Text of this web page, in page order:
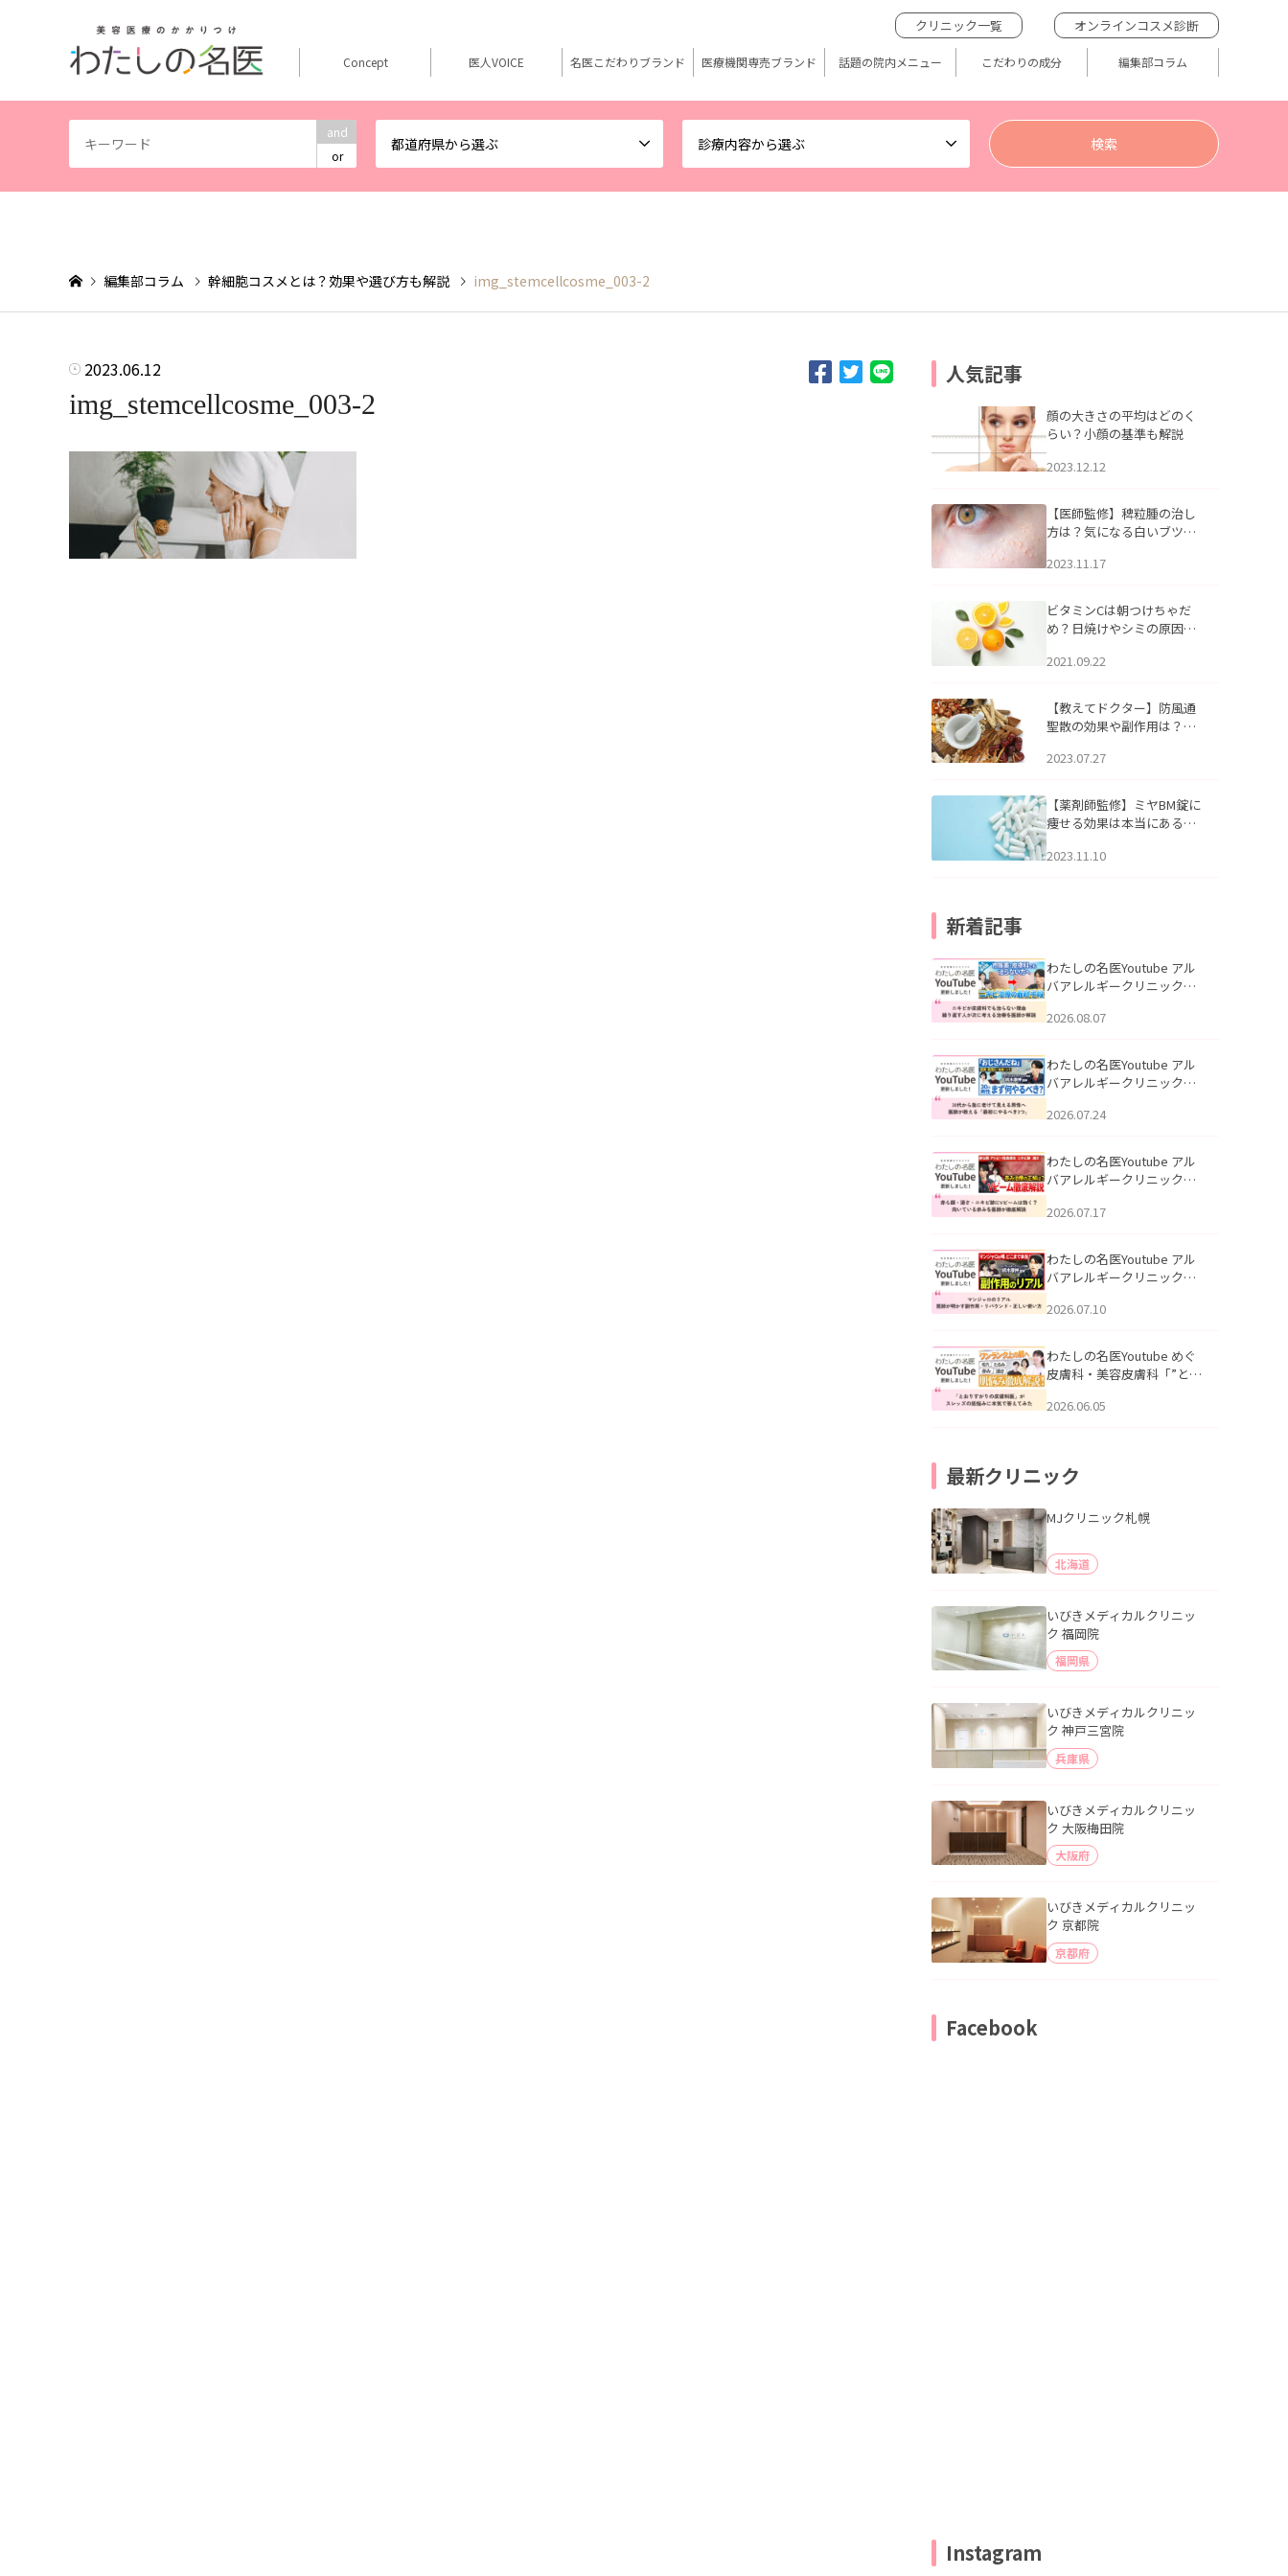
and
or
都道府県から選ぶ 診療内容から選ぶ
クリニック一覧 オンラインコスメ診断
Concept 医人VOICE 名医こだわりブランド 医療機関専売ブランド 話題の院内メニュー こだわりの成分 編集部コラム
編集部コラム 幹細胞コスメとは？効果や選び方も解説 img_stemcellcosme_003-2
2023.06.12
img_stemcellcosme_003-2
人気記事
顔の大きさの平均はどのく
らい？小顔の基準も解説
2023.12.12
【医師監修】稗粒腫の治し
方は？気になる白いブツブ
アについて
2023.11.17
ビタミンCは朝つけちゃだ
め？日焼けやシミの原因に
2021.09.22
【教えてドクター】防風通
聖散の効果や副作用は？長
2023.07.27
【薬剤師監修】ミヤBM錠に
痩せる効果は本当にある
2023.11.10
新着記事
わたしの名医Youtube アル
バアレルギークリニック札
らない理由｜繰り返す人が
説」を公開いたしました。
2026.08.07
わたしの名医Youtube アル
バアレルギークリニック札
える男性へ｜医師が教える
公開いたしました。
2026.07.24
わたしの名医Youtube アル
バアレルギークリニック札
跡にVビームは効く？向いて
説」を公開いたしました。
2026.07.17
わたしの名医Youtube アル
バアレルギークリニック札
医師が明かす副作用・リバ
公開いたしました。
2026.07.10
わたしの名医Youtube めぐ
皮膚科・美容皮膚科「”とお
ッズの肌悩みに本気で答え
2026.06.05
最新クリニック
MJクリニック札幌
北海道
いびきメディカルクリニッ
ク 福岡院
福岡県
いびきメディカルクリニッ
ク 神戸三宮院
兵庫県
いびきメディカルクリニッ
ク 大阪梅田院
大阪府
いびきメディカルクリニッ
ク 京都院
京都府
Facebook
Instagram